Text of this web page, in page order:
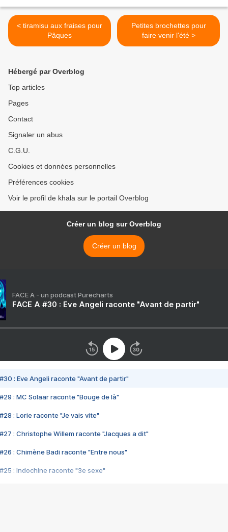
< tiramisu aux fraises pour
Pâques
Petites brochettes pour
faire venir l'été >
Hébergé par Overblog
Top articles
Pages
Contact
Signaler un abus
C.G.U.
Cookies et données personnelles
Préférences cookies
Voir le profil de khala sur le portail Overblog
Créer un blog sur Overblog
Créer un blog
FACE A - un podcast Purecharts
FACE A #30 : Eve Angeli raconte "Avant de partir"
#30 : Eve Angeli raconte "Avant de partir"
#29 : MC Solaar raconte "Bouge de là"
#28 : Lorie raconte "Je vais vite"
#27 : Christophe Willem raconte "Jacques a dit"
#26 : Chimène Badi raconte "Entre nous"
#25 : Indochine raconte "3e sexe"